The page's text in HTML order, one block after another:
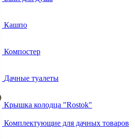
Кашпо
Компостер
Дачные туалеты
Крышка колодца "Rostok"
Комплектующие для дачных товаров